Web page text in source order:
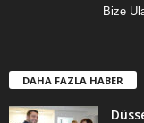
Bize
DAHA FAZLA HABER